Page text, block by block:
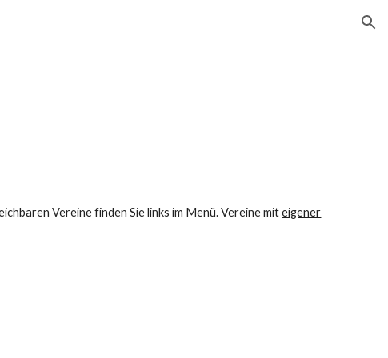
Vereine finden Sie links im Menü. Vereine miteigener